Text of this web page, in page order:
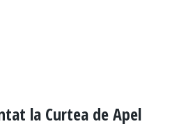
la Curtea de Apel